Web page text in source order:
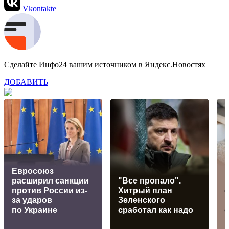
Vkontakte
Сделайте Инфо24 вашим источником в Яндекс.Новостях
ДОБАВИТЬ
Евросоюз
расширил санкции
против России из-
за ударов
по Украине
"Все пропало".
Хитрый план
Зеленского
сработал как надо